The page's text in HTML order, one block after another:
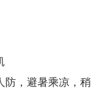
防，避暑乘凉，稍